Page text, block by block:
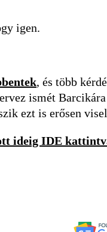
igen.
, és több
ismét
ezt is erősen
ideig IDE